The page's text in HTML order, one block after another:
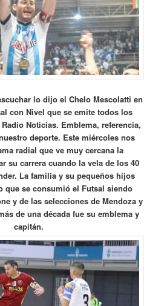
lo dijo el Chelo Mescolatti en
con Nivel que se emite todos los
Noticias. Emblema, referencia,
deporte. Este miércoles nos
radial que ve muy cercana la
su carrera cuando la vela de los 40
La familia y su pequeños hijos
que se consumió el Futsal siendo
y de las selecciones de Mendoza y
de una década fue su emblema y
capitán.